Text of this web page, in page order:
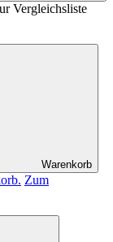
Vergleichsliste
Warenkorb
Zum